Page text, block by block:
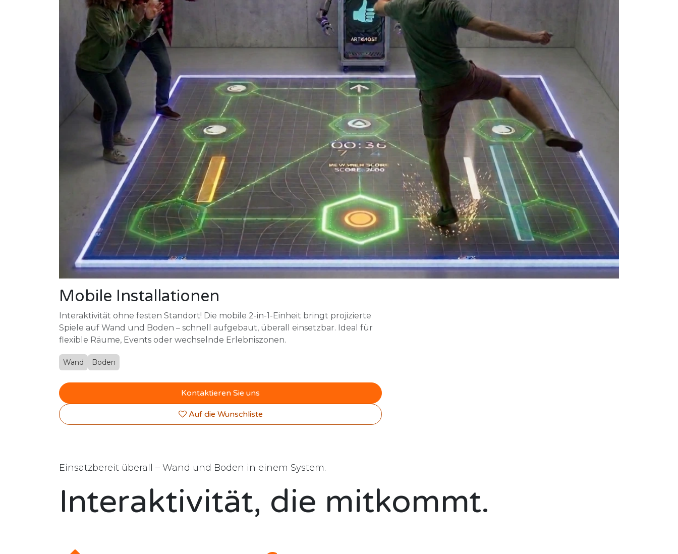
Mobile Installationen
Interaktivität ohne festen Standort! Die mobile 2-in-1-Einheit bringt projizierte
Spiele auf Wand und Boden – schnell aufgebaut, überall einsetzbar. Ideal für
flexible Räume, Events oder wechselnde Erlebniszonen.
Wand Boden
Kontaktieren Sie uns
Auf die Wunschliste
Einsatzbereit überall – Wand und Boden in einem System.
Interaktivität, die mitkommt.